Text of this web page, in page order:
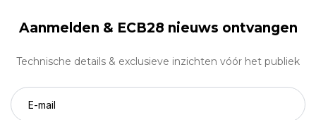
Aanmelden & ECB28 nieuws ontvangen
Technische details & exclusieve inzichten vóór het publiek